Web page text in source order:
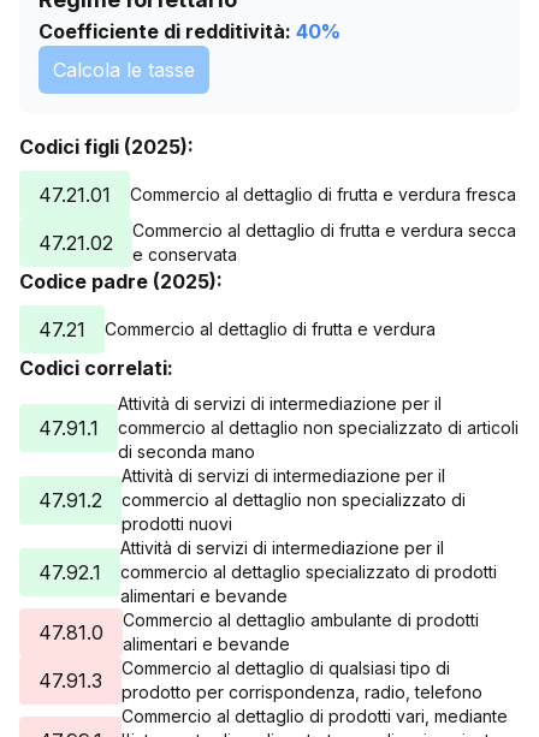
Coefficiente di redditività: 40%
Calcola le tasse
Codici figli (2025):
47.21.01
Commercio al dettaglio di frutta e verdura fresca
47.21.02
Commercio al dettaglio di frutta e verdura secca
e conservata
Codice padre (2025):
47.21
Commercio al dettaglio di frutta e verdura
Codici correlati:
47.91.1
Attività di servizi di intermediazione per il
commercio al dettaglio non specializzato di articoli
di seconda mano
47.91.2
Attività di servizi di intermediazione per il
commercio al dettaglio non specializzato di
prodotti nuovi
47.92.1
Attività di servizi di intermediazione per il
commercio al dettaglio specializzato di prodotti
alimentari e bevande
47.81.0
Commercio al dettaglio ambulante di prodotti
alimentari e bevande
47.91.3
Commercio al dettaglio di qualsiasi tipo di
prodotto per corrispondenza, radio, telefono
Commercio al dettaglio di prodotti vari, mediante